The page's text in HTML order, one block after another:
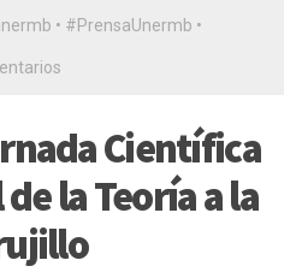
• #PrensaUnermb •
Científica
la Teoría a la